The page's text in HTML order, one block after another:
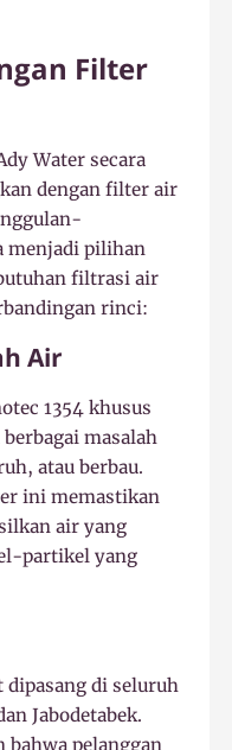
Filter
Water secara
dengan filter air
menjadi pilihan
filtrasi air
rinci:
Air
1354 khusus
masalah
atau berbau.
ini memastikan
air yang
partikel yang
dipasang di seluruh
Jabodetabek.
bahwa pelanggan